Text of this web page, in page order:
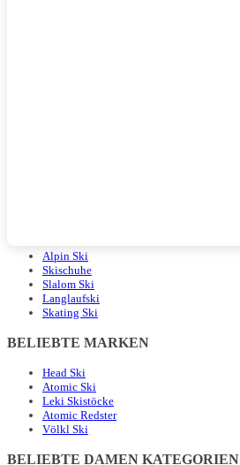
Alpin Ski
Skischuhe
Slalom Ski
Langlaufski
Skating Ski
BELIEBTE MARKEN
Head Ski
Atomic Ski
Leki Skistöcke
Atomic Redster
Völkl Ski
BELIEBTE DAMEN KATEGORIEN